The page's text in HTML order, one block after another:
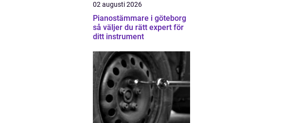
02 augusti 2026
Pianostämmare i göteborg
så väljer du rätt expert för
ditt instrument